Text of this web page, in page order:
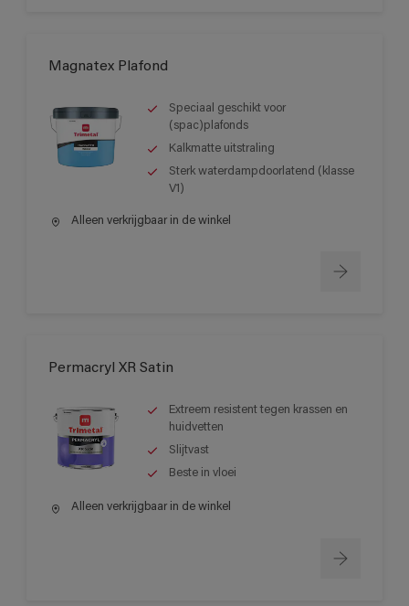
Magnatex Plafond
Speciaal geschikt voor
(spac)plafonds
Kalkmatte uitstraling
Sterk waterdampdoorlatend (klasse
V1)
Alleen verkrijgbaar in de winkel
Permacryl XR Satin
Extreem resistent tegen krassen en
huidvetten
Slijtvast
Beste in vloei
Alleen verkrijgbaar in de winkel